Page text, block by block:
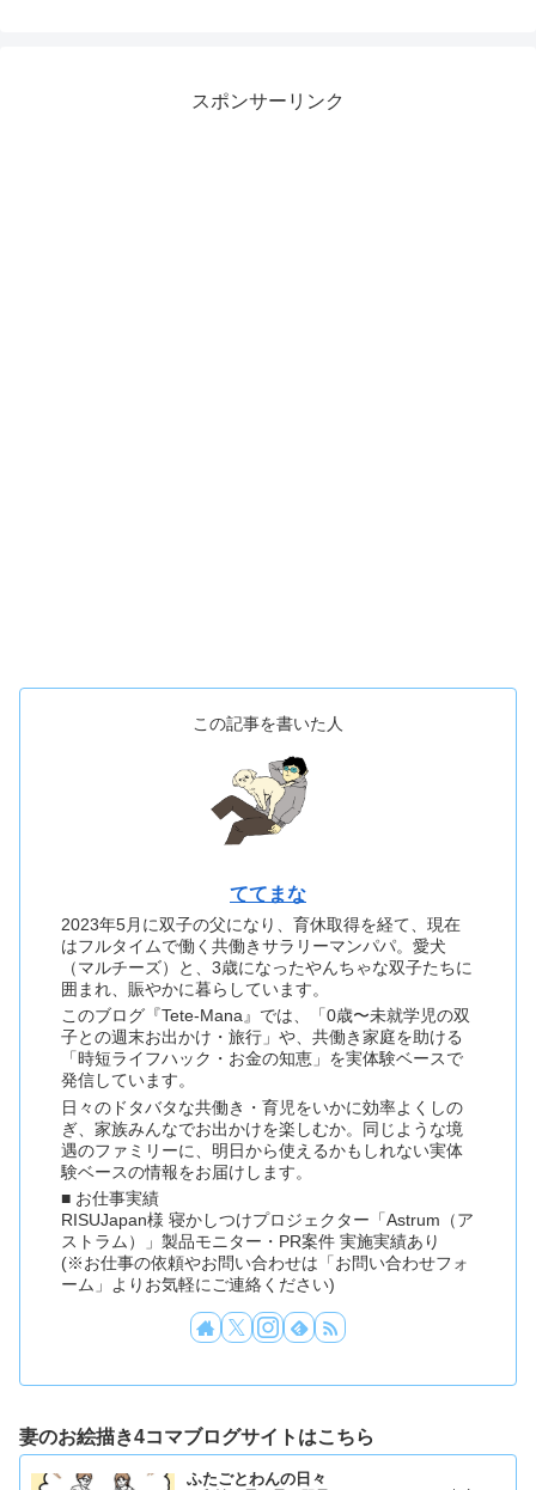
スポンサーリンク
この記事を書いた人
ててまな
2023年5月に双子の父になり、育休取得を経て、現在
はフルタイムで働く共働きサラリーマンパパ。愛犬
（マルチーズ）と、3歳になったやんちゃな双子たちに
囲まれ、賑やかに暮らしています。
このブログ『Tete-Mana』では、「0歳〜未就学児の双
子との週末お出かけ・旅行」や、共働き家庭を助ける
「時短ライフハック・お金の知恵」を実体験ベースで
発信しています。
日々のドタバタな共働き・育児をいかに効率よくしの
ぎ、家族みんなでお出かけを楽しむか。同じような境
遇のファミリーに、明日から使えるかもしれない実体
験ベースの情報をお届けします。
■ お仕事実績
RISUJapan様 寝かしつけプロジェクター「Astrum（ア
ストラム）」製品モニター・PR案件 実施実績あり
(※お仕事の依頼やお問い合わせは「お問い合わせフォ
ーム」よりお気軽にご連絡ください)
妻のお絵描き4コマブログサイトはこちら
ふたごとわんの日々